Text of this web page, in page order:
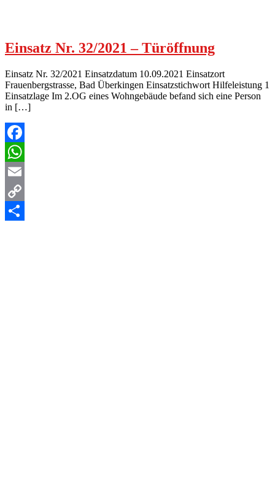
Einsatz Nr. 32/2021 – Türöffnung
Einsatz Nr. 32/2021 Einsatzdatum 10.09.2021 Einsatzort
Frauenbergstrasse, Bad Überkingen Einsatzstichwort Hilfeleistung 1
Einsatzlage Im 2.OG eines Wohngebäude befand sich eine Person
in […]
Facebook
WhatsApp
Email
Copy